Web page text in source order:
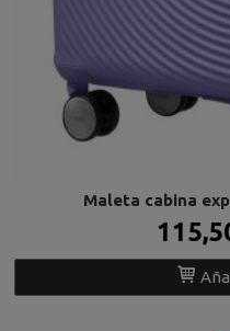
Maleta cabina